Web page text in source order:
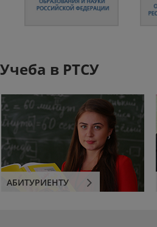
Учеба в РТСУ
АБИТУРИЕНТУ